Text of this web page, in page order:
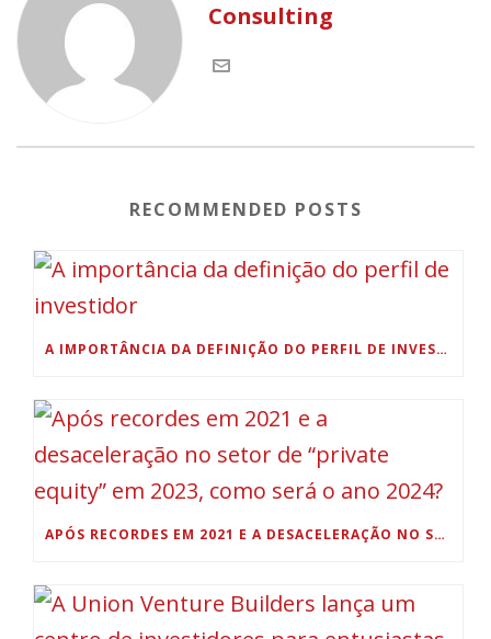
Consulting
RECOMMENDED POSTS
A IMPORTÂNCIA DA DEFINIÇÃO DO PERFIL DE INVESTIDOR
APÓS RECORDES EM 2021 E A DESACELERAÇÃO NO SETOR DE “PRIVATE EQUITY” EM 2023, COMO SERÁ O ANO 2024?